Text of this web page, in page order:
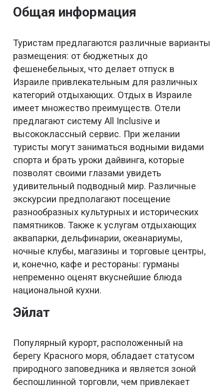
Общая информация
Туристам предлагаются различные варианты
размещения: от бюджетных до
фешенебельных, что делает отпуск в
Израиле привлекательным для различных
категорий отдыхающих. Отдых в Израиле
имеет множество преимуществ. Отели
предлагают систему All Inclusive и
высококлассный сервис. При желании
туристы могут заниматься водными видами
спорта и брать уроки дайвинга, которые
позволят своими глазами увидеть
удивительный подводный мир. Различные
экскурсии предполагают посещение
разнообразных культурных и исторических
памятников. Также к услугам отдыхающих
аквапарки, дельфинарии, океанариумы,
ночные клубы, магазины и торговые центры,
и, конечно, кафе и рестораны: гурманы
непременно оценят вкуснейшие блюда
национальной кухни.
Эйлат
Популярный курорт, расположенный на
берегу Красного моря, обладает статусом
природного заповедника и является зоной
беспошлинной торговли, чем привлекает